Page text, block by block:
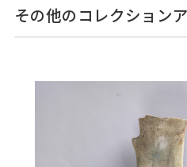
その他のコレクション